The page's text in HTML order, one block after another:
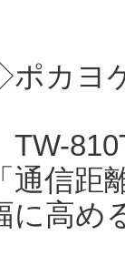
カヨ
TW-
「通信
に高め